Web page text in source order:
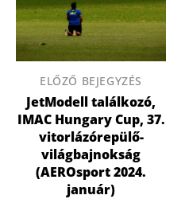
ELŐZŐ BEJEGYZÉS
JetModell találkozó,
IMAC Hungary Cup, 37.
vitorlázórepülő-
világbajnokság
(AEROsport 2024.
január)